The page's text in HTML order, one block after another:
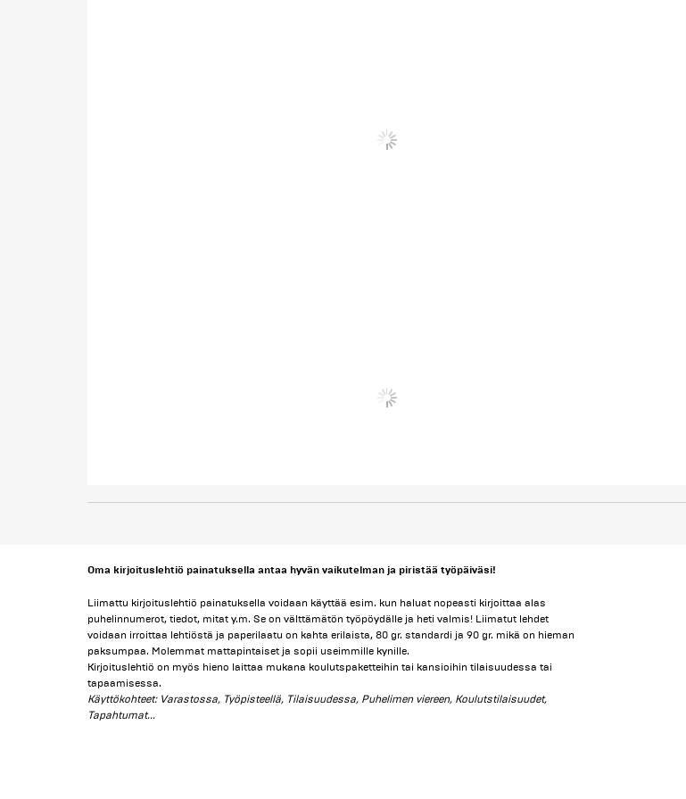
Oma kirjoituslehtiö painatuksella antaa hyvän vaikutelman ja piristää työpäiväsi!
Liimattu kirjoituslehtiö painatuksella voidaan käyttää esim. kun haluat nopeasti kirjoittaa alas
puhelinnumerot, tiedot, mitat y.m. Se on välttämätön työpöydälle ja heti valmis! Liimatut lehdet
voidaan irroittaa lehtiöstä ja paperilaatu on kahta erilaista, 80 gr. standardi ja 90 gr. mikä on hieman
paksumpaa. Molemmat mattapintaiset ja sopii useimmille kynille.
Kirjoituslehtiö on myös hieno laittaa mukana koulutspaketteihin tai kansioihin tilaisuudessa tai
tapaamisessa.
Käyttökohteet: Varastossa, Työpisteellä, Tilaisuudessa, Puhelimen viereen, Koulutstilaisuudet,
Tapahtumat...